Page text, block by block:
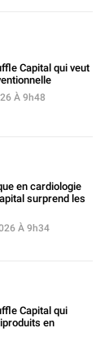
Capital qui veut
À 9h48
en cardiologie
surprend les
À 9h34
Capital qui
en